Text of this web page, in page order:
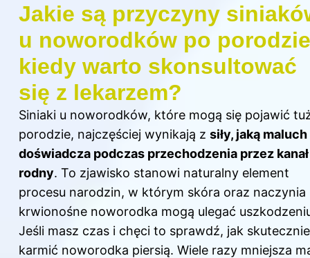
Jakie są przyczyny
u noworodków po
kiedy warto skonsultować
się z lekarzem?
Siniaki u noworodków, które mogą się pojawić
porodzie, najczęściej wynikają z siły, jaką maluch
doświadcza podczas przechodzenia przez kanał
rodny. To zjawisko stanowi naturalny element
procesu narodzin, w którym skóra oraz naczynia
krwionośne noworodka mogą ulegać
Jeśli masz czas i chęci to sprawdź, jak skutecznie
karmić noworodka piersią. Wiele razy mniejsza